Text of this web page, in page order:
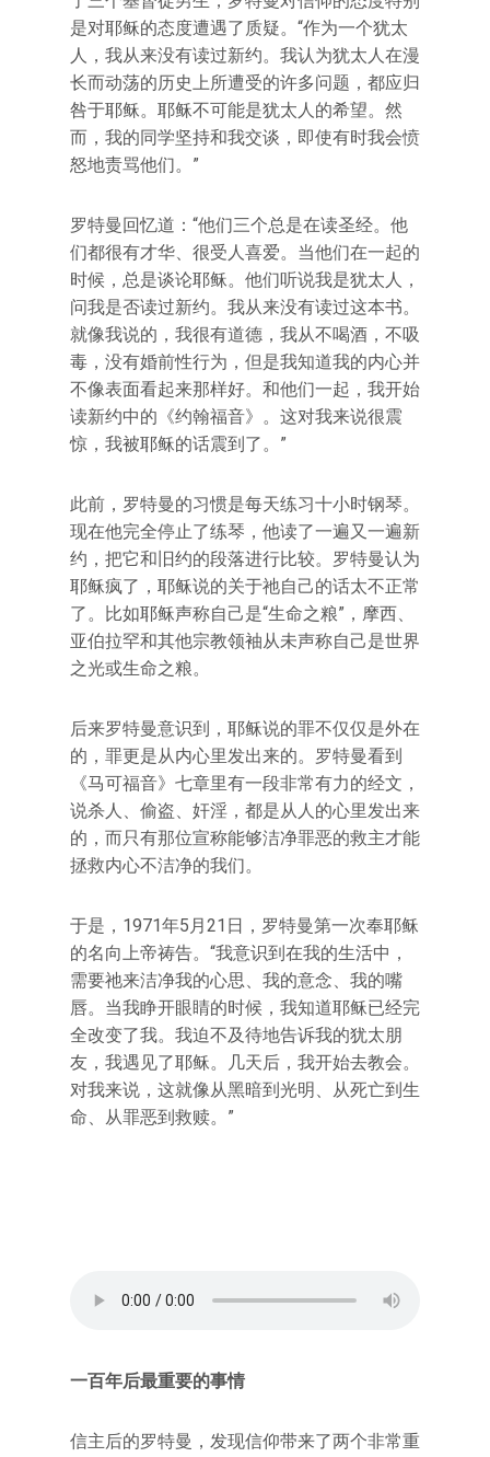
是对耶稣的态度遭遇了质疑。“作为一个犹太
人，我从来没有读过新约。我认为犹太人在漫
长而动荡的历史上所遭受的许多问题，都应归
咎于耶稣。耶稣不可能是犹太人的希望。然
而，我的同学坚持和我交谈，即使有时我会愤
怒地责骂他们。”
罗特曼回忆道：“他们三个总是在读圣经。他
们都很有才华、很受人喜爱。当他们在一起的
时候，总是谈论耶稣。他们听说我是犹太人，
问我是否读过新约。我从来没有读过这本书。
就像我说的，我很有道德，我从不喝酒，不吸
毒，没有婚前性行为，但是我知道我的内心并
不像表面看起来那样好。和他们一起，我开始
读新约中的《约翰福音》。这对我来说很震
惊，我被耶稣的话震到了。”
此前，罗特曼的习惯是每天练习十小时钢琴。
现在他完全停止了练琴，他读了一遍又一遍新
约，把它和旧约的段落进行比较。罗特曼认为
耶稣疯了，耶稣说的关于祂自己的话太不正常
了。比如耶稣声称自己是“生命之粮”，摩西、
亚伯拉罕和其他宗教领袖从未声称自己是世界
之光或生命之粮。
后来罗特曼意识到，耶稣说的罪不仅仅是外在
的，罪更是从内心里发出来的。罗特曼看到
《马可福音》七章里有一段非常有力的经文，
说杀人、偷盗、奸淫，都是从人的心里发出来
的，而只有那位宣称能够洁净罪恶的救主才能
拯救内心不洁净的我们。
于是，1971年5月21日，罗特曼第一次奉耶稣
的名向上帝祷告。“我意识到在我的生活中，
需要祂来洁净我的心思、我的意念、我的嘴
唇。当我睁开眼睛的时候，我知道耶稣已经完
全改变了我。我迫不及待地告诉我的犹太朋
友，我遇见了耶稣。几天后，我开始去教会。
对我来说，这就像从黑暗到光明、从死亡到生
命、从罪恶到救赎。”
一百年后最重要的事情
信主后的罗特曼，发现信仰带来了两个非常重